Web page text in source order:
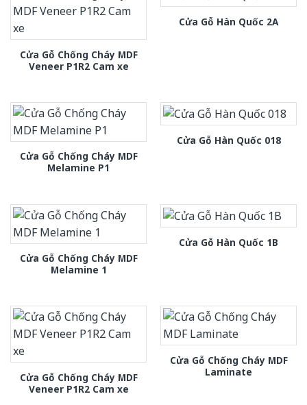
Cửa Gỗ Chống Cháy MDF
Veneer P1R2 Cam xe
Cửa Gỗ Hàn Quốc 2A
Cửa Gỗ Chống Cháy MDF
Melamine P1
Cửa Gỗ Hàn Quốc 018
Cửa Gỗ Chống Cháy MDF
Melamine 1
Cửa Gỗ Hàn Quốc 1B
Cửa Gỗ Chống Cháy MDF
Veneer P1R2 Cam xe
Cửa Gỗ Chống Cháy MDF
Laminate